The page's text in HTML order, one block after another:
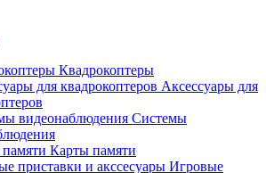
Квадрокоптеры
Аксессуары для
Системы
Карты памяти
Игровые